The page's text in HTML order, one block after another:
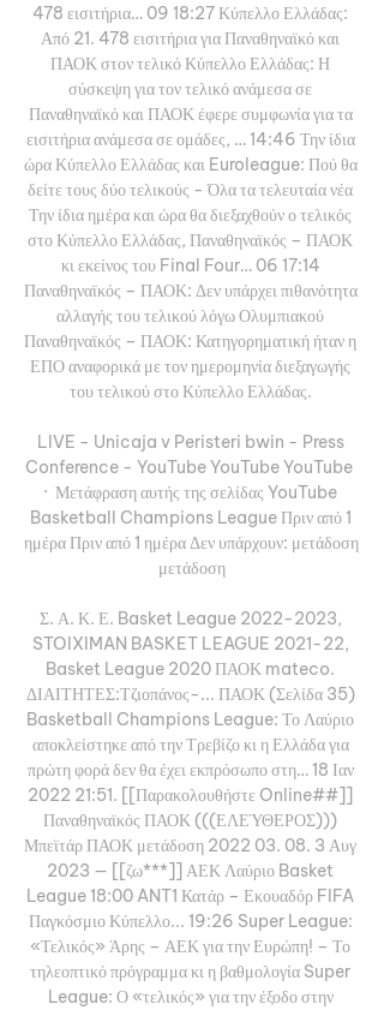
478 εισιτήρια… 09 18:27 Κύπελλο Ελλάδας:
Από 21. 478 εισιτήρια για Παναθηναϊκό και
ΠΑΟΚ στον τελικό Κύπελλο Ελλάδας: Η
σύσκεψη για τον τελικό ανάμεσα σε
Παναθηναϊκό και ΠΑΟΚ έφερε συμφωνία για τα
εισιτήρια ανάμεσα σε ομάδες, … 14:46 Την ίδια
ώρα Κύπελλο Ελλάδας και Euroleague: Πού θα
δείτε τους δύο τελικούς - Όλα τα τελευταία νέα
Την ίδια ημέρα και ώρα θα διεξαχθούν ο τελικός
στο Κύπελλο Ελλάδας, Παναθηναϊκός – ΠΑΟΚ
κι εκείνος του Final Four… 06 17:14
Παναθηναϊκός – ΠΑΟΚ: Δεν υπάρχει πιθανότητα
αλλαγής του τελικού λόγω Ολυμπιακού
Παναθηναϊκός – ΠΑΟΚ: Κατηγορηματική ήταν η
ΕΠΟ αναφορικά με τον ημερομηνία διεξαγωγής
του τελικού στο Κύπελλο Ελλάδας.
LIVE - Unicaja v Peristeri bwin - Press
Conference - YouTube YouTube YouTube
·  Μετάφραση αυτής της σελίδας YouTube
Basketball Champions League Πριν από 1
ημέρα Πριν από 1 ημέρα Δεν υπάρχουν: μετάδοση
μετάδοση
Σ. Α. Κ. Ε. Basket League 2022-2023,
STOIXIMAN BASKET LEAGUE 2021-22,
Basket League 2020 ΠΑΟΚ mateco.
ΔΙΑΙΤΗΤΕΣ:Τζιοπάνος-... ΠΑΟΚ (Σελίδα 35)
Basketball Champions League: Το Λαύριο
αποκλείστηκε από την Τρεβίζο κι η Ελλάδα για
πρώτη φορά δεν θα έχει εκπρόσωπο στη… 18 Ιαν
2022 21:51. [[Παρακολουθήστε Online##]]
Παναθηναϊκός ΠΑΟΚ (((ΕΛΕΎΘΕΡΟΣ)))
Μπεϊτάρ ΠΑΟΚ μετάδοση 2022 03. 08. 3 Αυγ
2023 — [[ζω***]] ΑΕΚ Λαύριο Basket
League 18:00 ANT1 Κατάρ – Εκουαδόρ FIFA
Παγκόσμιο Κύπελλο... 19:26 Super League:
«Τελικός» Άρης – ΑΕΚ για την Ευρώπη! – Το
τηλεοπτικό πρόγραμμα κι η βαθμολογία Super
League: Ο «τελικός» για την έξοδο στην